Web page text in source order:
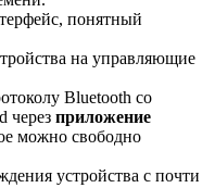
понятный
на управляющие
Bluetooth со
через приложение
можно свободно
устройства с почти